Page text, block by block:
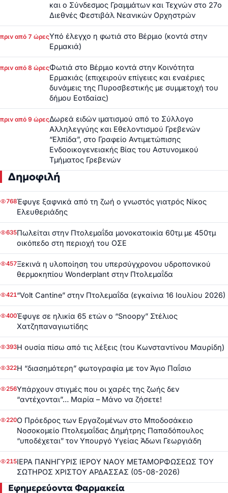
και ο Σύνδεσμος Γραμμάτων και Τεχνών στο 27ο
Διεθνές Φεστιβάλ Νεανικών Ορχηστρών
πριν από 7 ώρεςΥπό έλεγχο η φωτιά στο Βέρμιο (κοντά στην
Ερμακιά)
πριν από 8 ώρεςΦωτιά στο Βέρμιο κοντά στην Κοινότητα
Ερμακιάς (επιχειρούν επίγειες και εναέριες
δυνάμεις της Πυροσβεστικής με συμμετοχή του
δήμου Εοτδαίας)
πριν από 9 ώρεςΔωρεά ειδών ιματισμού από το Σύλλογο
Αλληλεγγύης και Εθελοντισμού Γρεβενών
“Ελπίδα”, στο Γραφείο Αντιμετώπισης
Ενδοοικογενειακής Βίας του Αστυνομικού
Τμήματος Γρεβενών
Δημοφιλή
768Έφυγε ξαφνικά από τη ζωή ο γνωστός γιατρός Νίκος
Ελευθεριάδης
635Πωλείται στην Πτολεμαΐδα μονοκατοικία 60τμ με 450τμ
οικόπεδο στη περιοχή του ΟΣΕ
457Ξεκινά η υλοποίηση του υπερσύγχρονου υδροπονικού
θερμοκηπίου Wonderplant στην Πτολεμαΐδα
421“Volt Cantine” στην Πτολεμαΐδα (εγκαίνια 16 Ιουλίου 2026)
400Έφυγε σε ηλικία 65 ετών ο “Snoopy” Στέλιος
Χατζηπαναγιωτίδης
393Η ουσία πίσω από τις λέξεις (του Κωνσταντίνου Μαυρίδη)
322Η “διασημότερη” φωτογραφία με τον Άγιο Παΐσιο
256Υπάρχουν στιγμές που οι χαρές της ζωής δεν
“αντέχονται”… Μαρία – Μάνο να ζήσετε!
220Ο Πρόεδρος των Εργαζομένων στο Μποδοσάκειο
Νοσοκομείο Πτολεμαΐδας Δημήτρης Παπαδόπουλος
“υποδέχεται” τον Υπουργό Υγείας Άδωνι Γεωργιάδη
215ΙΕΡΑ ΠΑΝΗΓΥΡΙΣ ΙΕΡΟΥ ΝΑΟΥ ΜΕΤΑΜΟΡΦΩΣΕΩΣ ΤΟΥ
ΣΩΤΗΡΟΣ ΧΡΙΣΤΟΥ ΑΡΔΑΣΣΑΣ (05-08-2026)
Εφημερεύοντα Φαρμακεία